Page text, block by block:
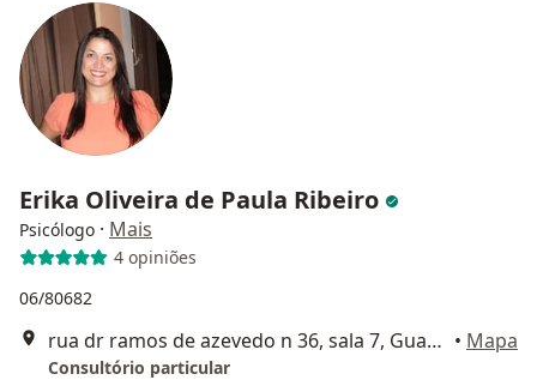
Erika Oliveira de Paula Ribeiro
Psicólogo · Mais
4 opiniões
06/80682
rua dr ramos de azevedo n 36, sala 7, Guarulhos • Mapa
Consultório particular